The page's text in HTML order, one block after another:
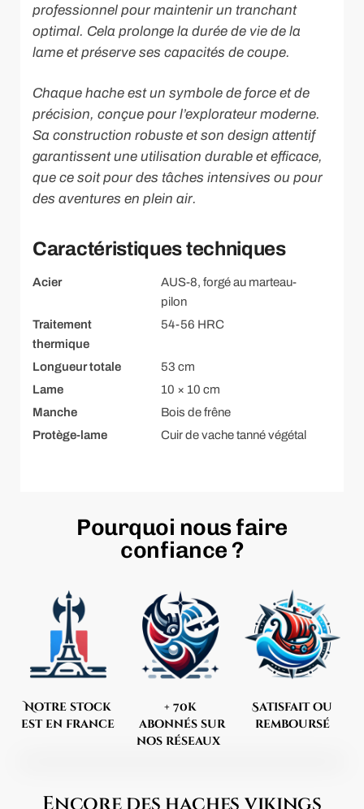
professionnel pour maintenir un tranchant
optimal. Cela prolonge la durée de vie de la
lame et préserve ses capacités de coupe.
Chaque hache est un symbole de force et de
précision, conçue pour l’explorateur moderne.
Sa construction robuste et son design attentif
garantissent une utilisation durable et efficace,
que ce soit pour des tâches intensives ou pour
des aventures en plein air.
Caractéristiques techniques
Acier
AUS-8, forgé au marteau-
pilon
Traitement
thermique
54-56 HRC
Longueur totale
53 cm
Lame
10 × 10 cm
Manche
Bois de frêne
Protège-lame
Cuir de vache tanné végétal
Pourquoi nous faire
confiance ?
Notre stock
est en france
+ 70k
abonnés sur
nos réseaux
Satisfait ou
remboursé